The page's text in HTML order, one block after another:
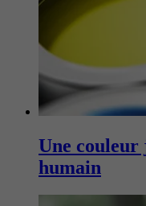
Une couleur
humain